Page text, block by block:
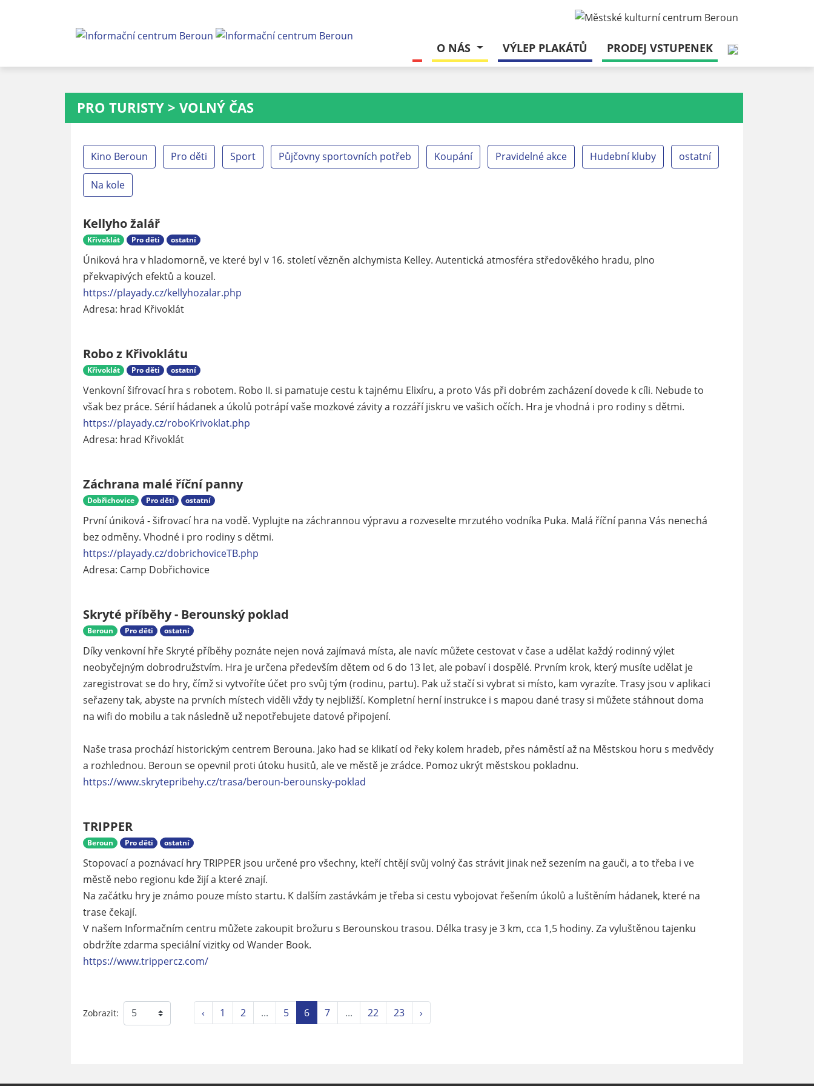
O NÁS VÝLEP PLAKÁTŮ PRODEJ VSTUPENEK
PRO TURISTY > VOLNÝ ČAS
Kino Beroun Pro děti Sport Půjčovny sportovních potřeb Koupání Pravidelné akce Hudební kluby ostatní
Na kole
Kellyho žalář
Křivoklát Pro děti ostatní
Úniková hra v hladomorně, ve které byl v 16. století vězněn alchymista Kelley. Autentická atmosféra středověkého hradu, plno
překvapivých efektů a kouzel.
https://playady.cz/kellyhozalar.php
Adresa: hrad Křivoklát
Robo z Křivoklátu
Křivoklát Pro děti ostatní
Venkovní šifrovací hra s robotem. Robo II. si pamatuje cestu k tajnému Elixíru, a proto Vás při dobrém zacházení dovede k cíli. Nebude to
však bez práce. Sérií hádanek a úkolů potrápí vaše mozkové závity a rozzáří jiskru ve vašich očích. Hra je vhodná i pro rodiny s dětmi.
https://playady.cz/roboKrivoklat.php
Adresa: hrad Křivoklát
Záchrana malé říční panny
Dobřichovice Pro děti ostatní
První úniková - šifrovací hra na vodě. Vyplujte na záchrannou výpravu a rozveselte mrzutého vodníka Puka. Malá říční panna Vás nenechá
bez odměny. Vhodné i pro rodiny s dětmi.
https://playady.cz/dobrichoviceTB.php
Adresa: Camp Dobřichovice
Skryté příběhy - Berounský poklad
Beroun Pro děti ostatní
Díky venkovní hře Skryté příběhy poznáte nejen nová zajímavá místa, ale navíc můžete cestovat v čase a udělat každý rodinný výlet
neobyčejným dobrodružstvím. Hra je určena především dětem od 6 do 13 let, ale pobaví i dospělé. Prvním krok, který musíte udělat je
zaregistrovat se do hry, čímž si vytvoříte účet pro svůj tým (rodinu, partu). Pak už stačí si vybrat si místo, kam vyrazíte. Trasy jsou v aplikaci
seřazeny tak, abyste na prvních místech viděli vždy ty nejbližší. Kompletní herní instrukce i s mapou dané trasy si můžete stáhnout doma
na wifi do mobilu a tak následně už nepotřebujete datové připojení.
Naše trasa prochází historickým centrem Berouna. Jako had se klikatí od řeky kolem hradeb, přes náměstí až na Městskou horu s medvědy
a rozhlednou. Beroun se opevnil proti útoku husitů, ale ve městě je zrádce. Pomoz ukrýt městskou pokladnu.
https://www.skrytepribehy.cz/trasa/beroun-berounsky-poklad
TRIPPER
Beroun Pro děti ostatní
Stopovací a poznávací hry TRIPPER jsou určené pro všechny, kteří chtějí svůj volný čas strávit jinak než sezením na gauči, a to třeba i ve
městě nebo regionu kde žijí a které znají.
Na začátku hry je známo pouze místo startu. K dalším zastávkám je třeba si cestu vybojovat řešením úkolů a luštěním hádanek, které na
trase čekají.
V našem Informačním centru můžete zakoupit brožuru s Berounskou trasou. Délka trasy je 3 km, cca 1,5 hodiny. Za vyluštěnou tajenku
obdržíte zdarma speciální vizitky od Wander Book.
https://www.trippercz.com/
Zobrazit: ‹ 1 2 ... 5 6 7 ... 22 23 ›